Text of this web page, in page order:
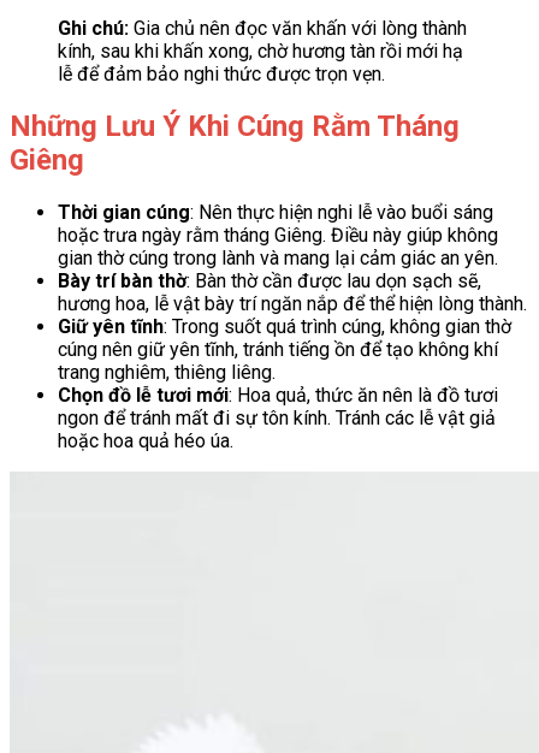
Ghi chú: Gia chủ nên đọc văn khấn với lòng thành
kính, sau khi khấn xong, chờ hương tàn rồi mới hạ
lễ để đảm bảo nghi thức được trọn vẹn.
Những Lưu Ý Khi Cúng Rằm Tháng
Giêng
Thời gian cúng: Nên thực hiện nghi lễ vào buổi sáng
hoặc trưa ngày rằm tháng Giêng. Điều này giúp không
gian thờ cúng trong lành và mang lại cảm giác an yên.
Bày trí bàn thờ: Bàn thờ cần được lau dọn sạch sẽ,
hương hoa, lễ vật bày trí ngăn nắp để thể hiện lòng thành.
Giữ yên tĩnh: Trong suốt quá trình cúng, không gian thờ
cúng nên giữ yên tĩnh, tránh tiếng ồn để tạo không khí
trang nghiêm, thiêng liêng.
Chọn đồ lễ tươi mới: Hoa quả, thức ăn nên là đồ tươi
ngon để tránh mất đi sự tôn kính. Tránh các lễ vật giả
hoặc hoa quả héo úa.